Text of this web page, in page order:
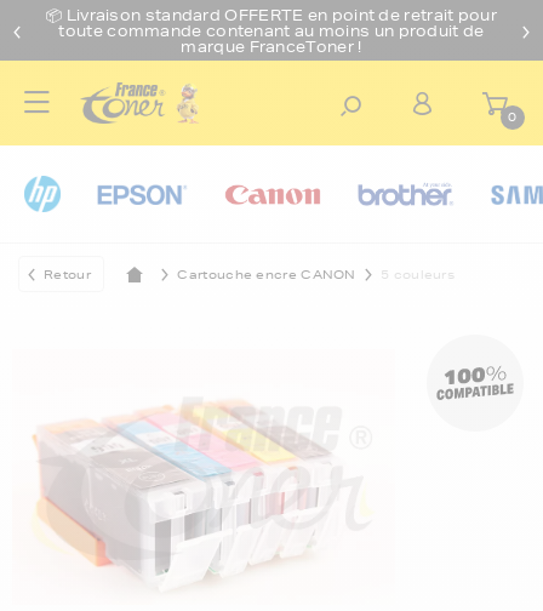
📦 Livraison standard OFFERTE en point de retrait pour
toute commande contenant au moins un produit de
marque FranceToner !
0
Retour Cartouche encre CANON 5 couleurs